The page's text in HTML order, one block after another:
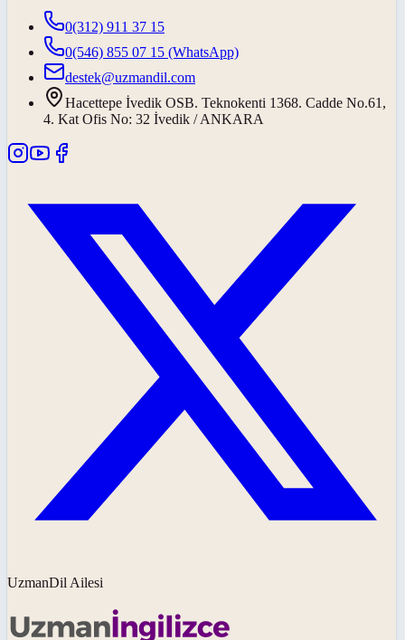
0(312) 911 37 15
0(546) 855 07 15 (WhatsApp)
destek@uzmandil.com
Hacettepe İvedik OSB. Teknokenti 1368. Cadde No.61,
4. Kat Ofis No: 32 İvedik / ANKARA
UzmanDil Ailesi